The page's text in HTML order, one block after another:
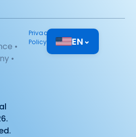
•
•
Privacy
Policy
EN⌄